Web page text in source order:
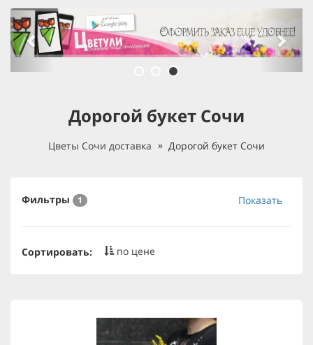
previous
Дорогой букет Сочи
Цветы Сочи доставка Дорогой букет Сочи
Фильтры 1 Показать
Сортировать: по цене